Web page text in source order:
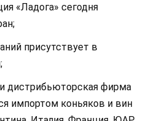
«Ладога» сегодня
присутствует в
дистрибьюторская фирма
импортом коньяков и вин